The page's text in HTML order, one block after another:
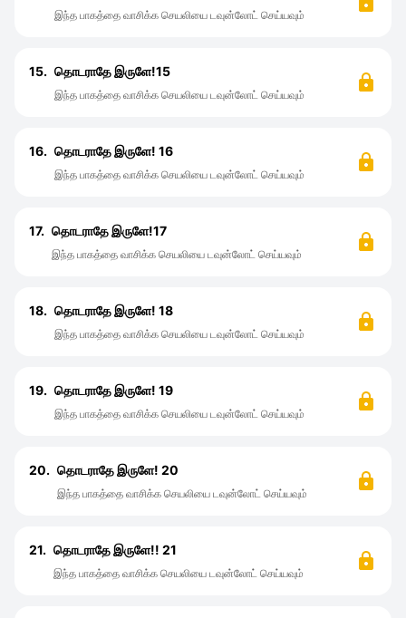
இந்த பாகத்தை வாசிக்க செயலியை டவுன்லோட் செய்யவும்
15. தொடராதே இருளே!15
இந்த பாகத்தை வாசிக்க செயலியை டவுன்லோட் செய்யவும்
16. தொடராதே இருளே! 16
இந்த பாகத்தை வாசிக்க செயலியை டவுன்லோட் செய்யவும்
17. தொடராதே இருளே!17
இந்த பாகத்தை வாசிக்க செயலியை டவுன்லோட் செய்யவும்
18. தொடராதே இருளே! 18
இந்த பாகத்தை வாசிக்க செயலியை டவுன்லோட் செய்யவும்
19. தொடராதே இருளே! 19
இந்த பாகத்தை வாசிக்க செயலியை டவுன்லோட் செய்யவும்
20. தொடராதே இருளே! 20
இந்த பாகத்தை வாசிக்க செயலியை டவுன்லோட் செய்யவும்
21. தொடராதே இருளே!! 21
இந்த பாகத்தை வாசிக்க செயலியை டவுன்லோட் செய்யவும்